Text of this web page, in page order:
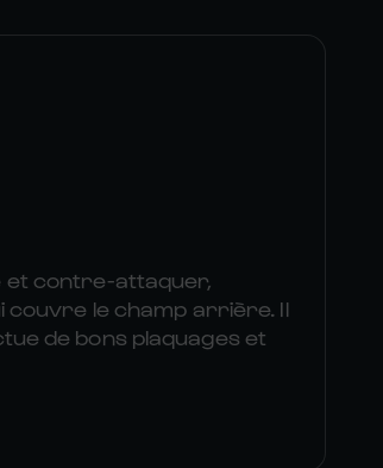
et contre-attaquer,
couvre le champ arrière. Il
de bons plaquages et